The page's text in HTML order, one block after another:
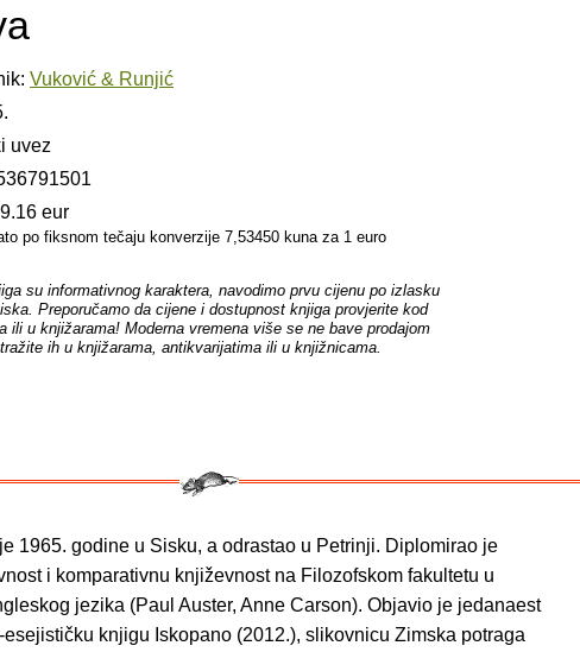
Vuković & Runjić
uvez
eur
po fiksnom tečaju konverzije 7,53450 kuna za 1 euro
su informativnog karaktera, navodimo prvu cijenu po izlasku
Preporučamo da cijene i dostupnost knjiga provjerite kod
ili u knjižarama! Moderna vremena više se ne bave prodajom
ih u knjižarama, antikvarijatima ili u knjižnicama.
1965. godine u Sisku, a odrastao u Petrinji. Diplomirao je
i komparativnu književnost na Filozofskom fakultetu u
jezika (Paul Auster, Anne Carson). Objavio je jedanaest
knjigu Iskopano (2012.), slikovnicu Zimska potraga